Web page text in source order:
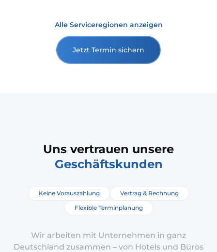
Alle Serviceregionen anzeigen
Jetzt Termin sichern
Uns vertrauen unsere
Geschäftskunden
Keine Vorauszahlung
Vertrag & Rechnung
Flexible Terminplanung
Wir arbeiten mit Unternehmen in ganz
Deutschland zusammen – von Hotels und Büros